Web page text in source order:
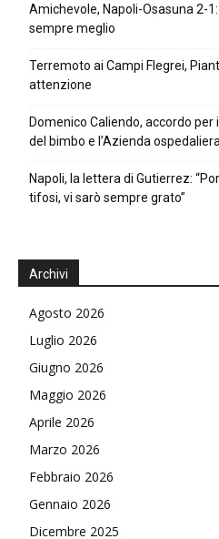
Amichevole, Napoli-Osasuna 2-
sempre meglio
Terremoto ai Campi Flegrei,
attenzione
Domenico Caliendo, accordo
del bimbo e l’Azienda
Napoli, la lettera di Gutierrez:
tifosi, vi sarò sempre grato”
Archivi
Agosto 2026
Luglio 2026
Giugno 2026
Maggio 2026
Aprile 2026
Marzo 2026
Febbraio 2026
Gennaio 2026
Dicembre 2025